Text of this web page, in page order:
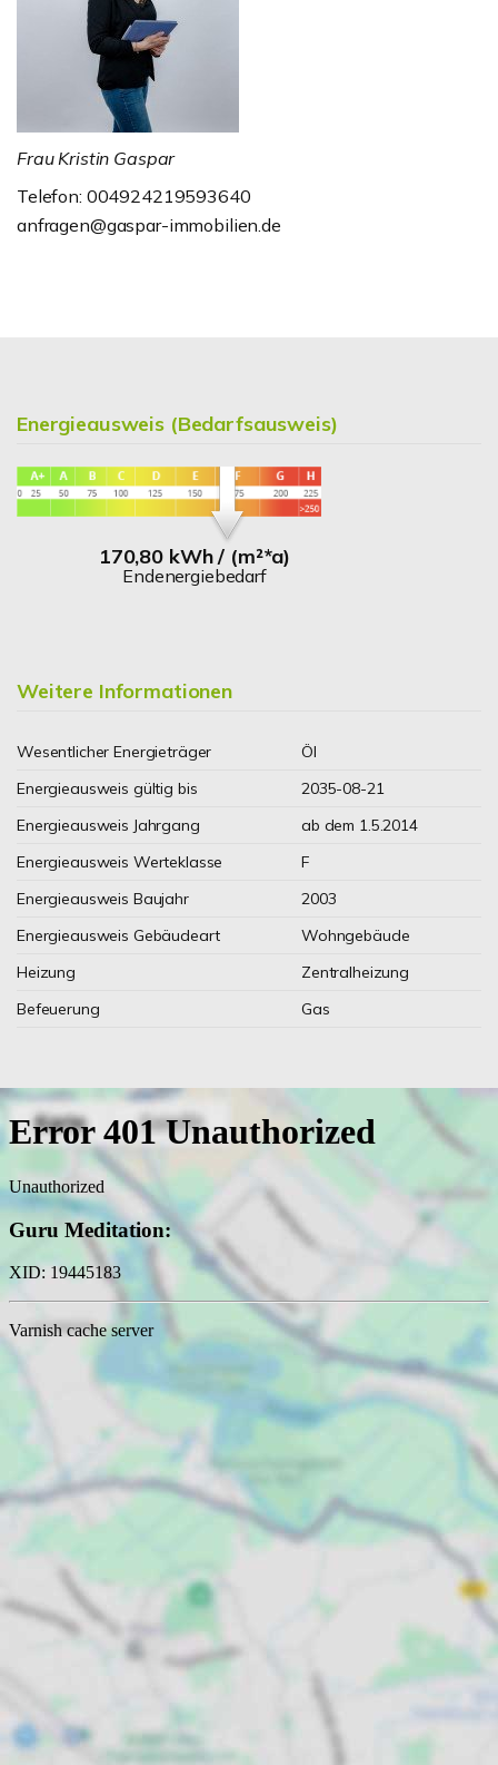
Frau Kristin Gaspar
Telefon: 004924219593640
anfragen@gaspar-immobilien.de
Energieausweis (Bedarfsausweis)
170,80 kWh / (m²*a)
Endenergiebedarf
Weitere Informationen
Wesentlicher Energieträger
Öl
Energieausweis gültig bis
2035-08-21
Energieausweis Jahrgang
ab dem 1.5.2014
Energieausweis Werteklasse
F
Energieausweis Baujahr
2003
Energieausweis Gebäudeart
Wohngebäude
Heizung
Zentralheizung
Befeuerung
Gas